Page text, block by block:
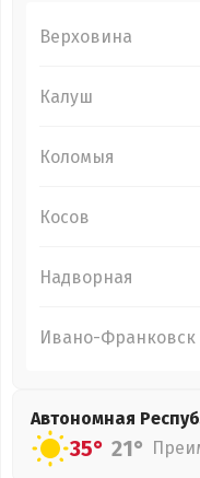
Верховина
Калуш
Коломыя
Косов
Надворная
Ивано-Франковск
Автономная
35° 21°